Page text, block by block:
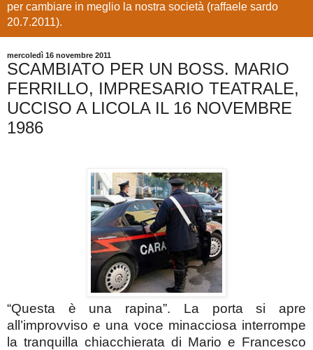
per cambiare in meglio la nostra società (raffaele sardo
20.7.2011).
mercoledì 16 novembre 2011
SCAMBIATO PER UN BOSS. MARIO
FERRILLO, IMPRESARIO TEATRALE,
UCCISO A LICOLA IL 16 NOVEMBRE
1986
“Questa è una rapina”. La porta si apre
all’improvviso e una voce minacciosa interrompe
la tranquilla chiacchierata di Mario e Francesco